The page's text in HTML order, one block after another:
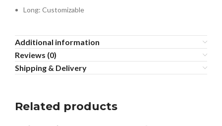
Long: Customizable
Additional information
Reviews (0)
Shipping & Delivery
Related products